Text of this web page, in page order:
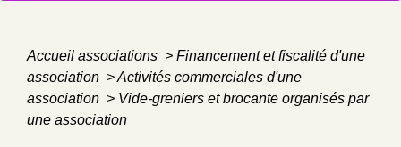
Accueil associations > Financement et fiscalité d'une
association >Activités commerciales d'une
association > Vide-greniers et brocante organisés par
une association